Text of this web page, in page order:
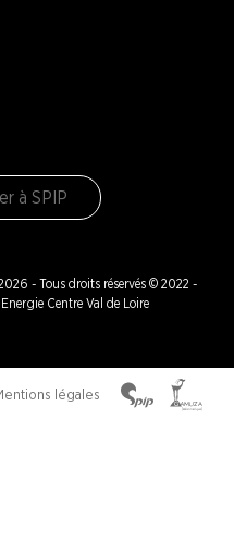
à SPIP
- Tous droits réservés © 2022 -
Centre Val de Loire
légales